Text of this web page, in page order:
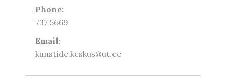
Phone:
737 5669
Email:
kunstide.keskus@ut.ee